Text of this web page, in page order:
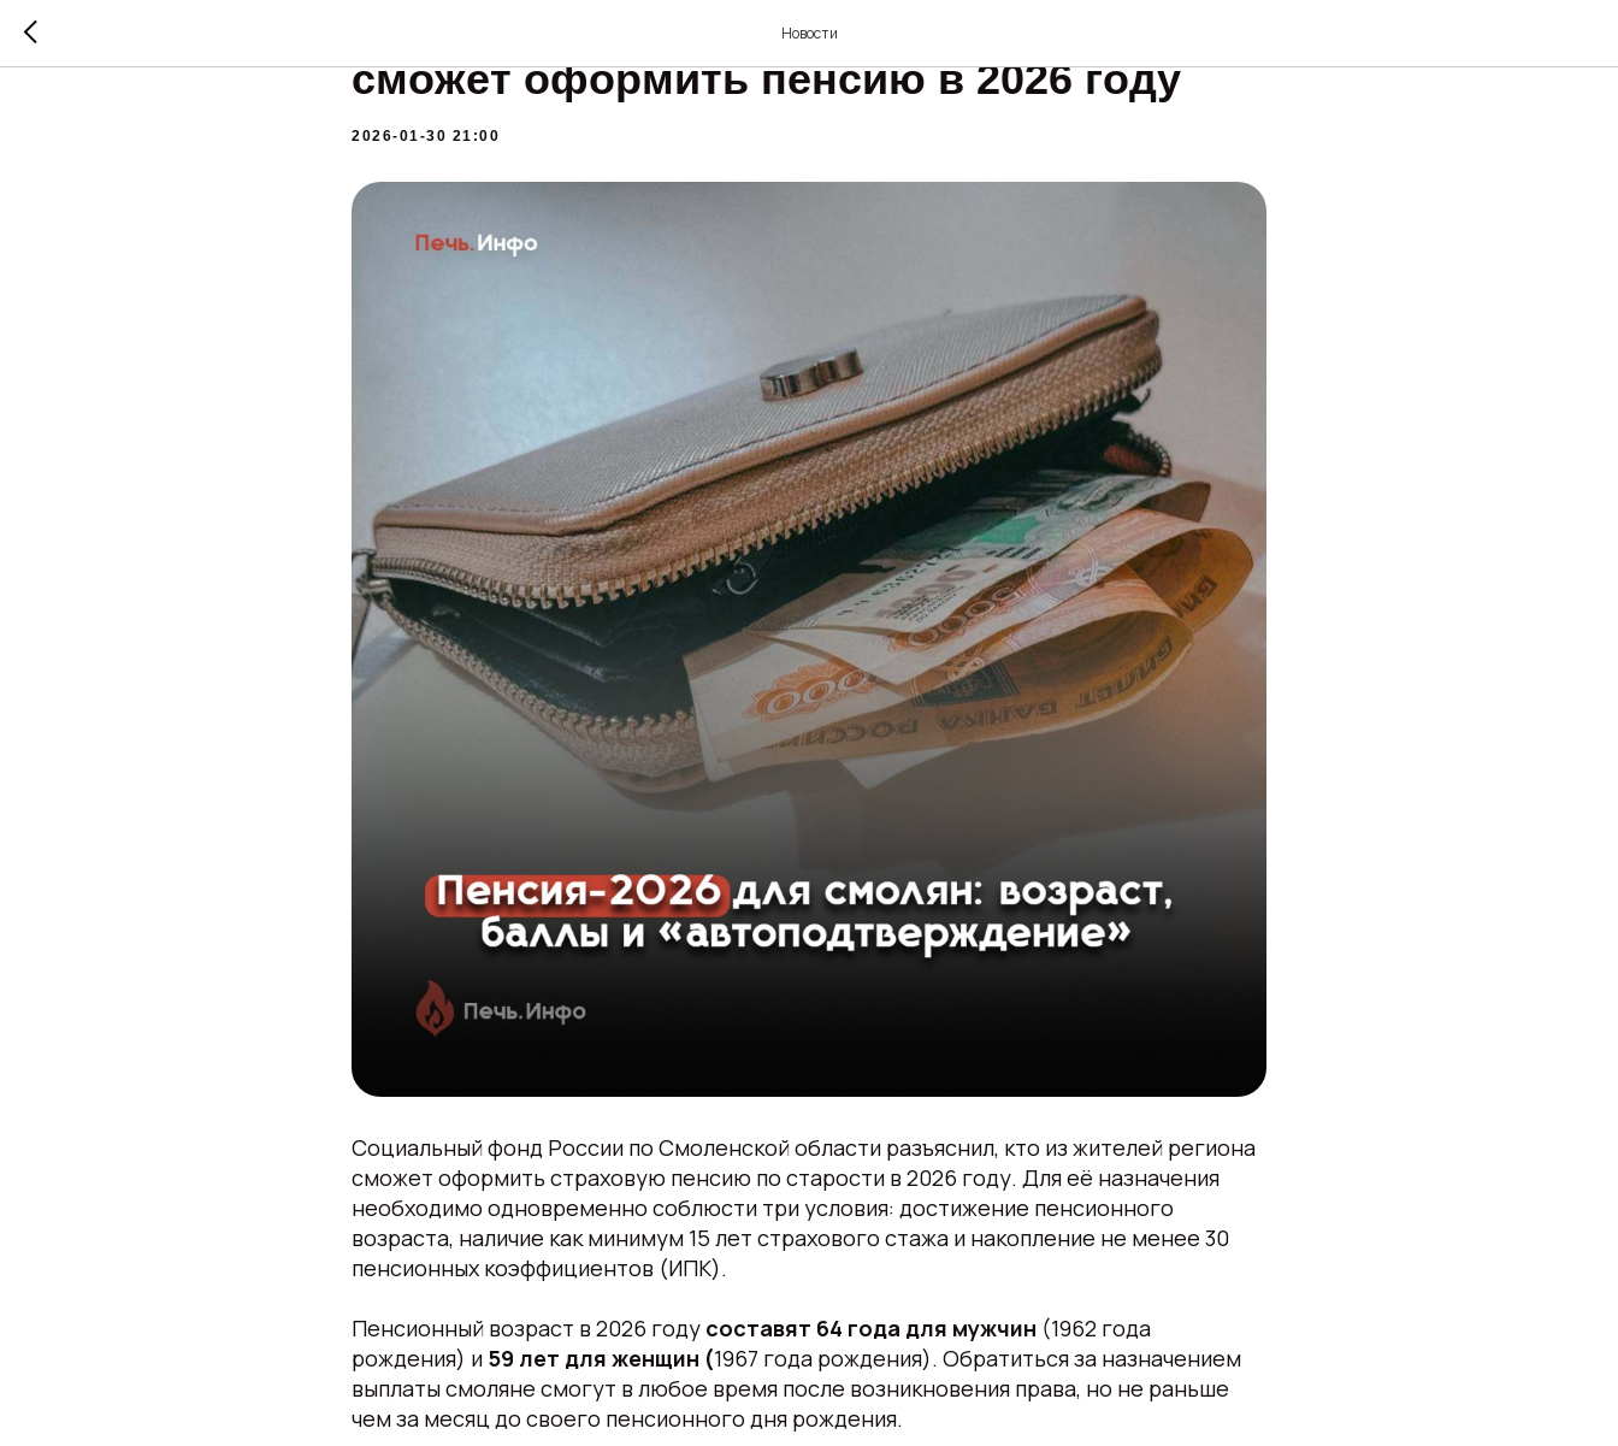
Новости
Соцфонд рассказал, кто из смолян
сможет оформить пенсию в 2026 году
2026-01-30 21:00
Социальный фонд России по Смоленской области разъяснил, кто из жителей региона
сможет оформить страховую пенсию по старости в 2026 году. Для её назначения
необходимо одновременно соблюсти три условия: достижение пенсионного
возраста, наличие как минимум 15 лет страхового стажа и накопление не менее 30
пенсионных коэффициентов (ИПК).
Пенсионный возраст в 2026 году составят 64 года для мужчин (1962 года
рождения) и 59 лет для женщин (1967 года рождения). Обратиться за назначением
выплаты смоляне смогут в любое время после возникновения права, но не раньше
чем за месяц до своего пенсионного дня рождения.